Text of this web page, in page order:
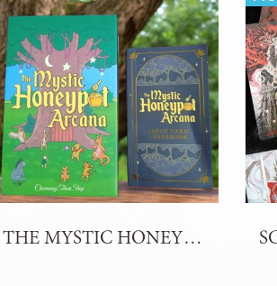
THE MYSTIC HONEYPOT ARCANA TAROT